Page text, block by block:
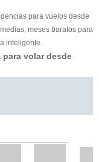
para vuelos desde
meses baratos para
inteligente.
para volar desde